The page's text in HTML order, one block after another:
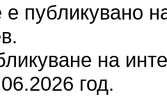
публикувано
на
год.